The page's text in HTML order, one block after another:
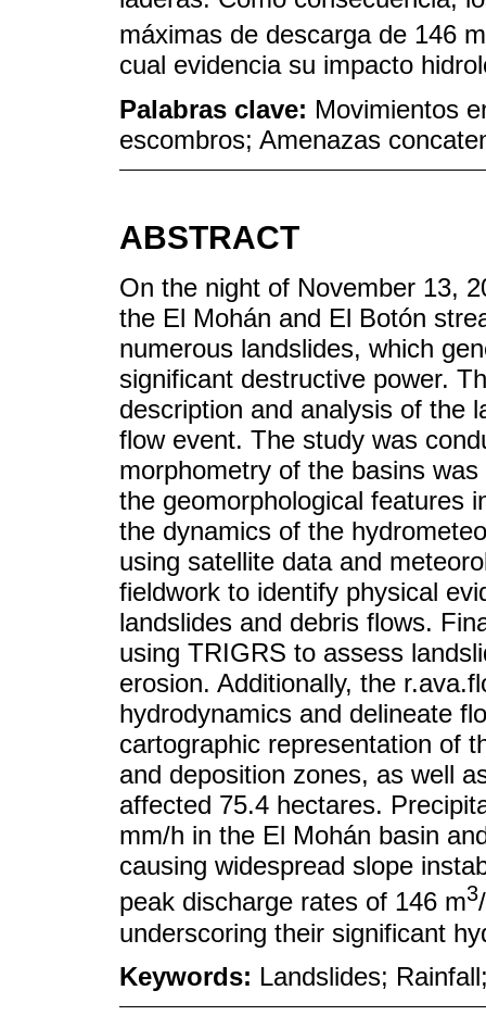
máximas de descarga de 146 m
cual evidencia su impacto
Palabras clave: Movimientos
escombros; Amenazas
ABSTRACT
On the night of November 13,
the El Mohán and El Botón
numerous landslides, which
significant destructive power.
description and analysis of the
flow event. The study was
morphometry of the basins
the geomorphological features
the dynamics of the
using satellite data and
fieldwork to identify physical
landslides and debris flows.
using TRIGRS to assess
erosion. Additionally, the
hydrodynamics and delineate
cartographic representation of
and deposition zones, as well
affected 75.4 hectares.
mm/h in the El Mohán basin
causing widespread slope
peak discharge rates of 146 m3
underscoring their significant
Keywords: Landslides;